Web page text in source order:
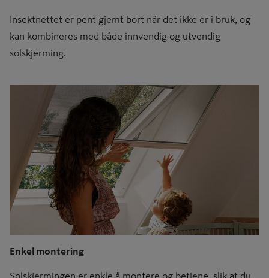
Insektnettet er pent gjemt bort når det ikke er i bruk, og
kan kombineres med både innvendig og utvendig
solskjerming.
Enkel montering
Solskjermingen er enkle å montere og betjene, slik at du